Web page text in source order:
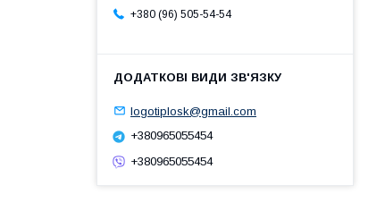
+380 (96) 505-54-54
logotiplosk@gmail.com
+380965055454
+380965055454